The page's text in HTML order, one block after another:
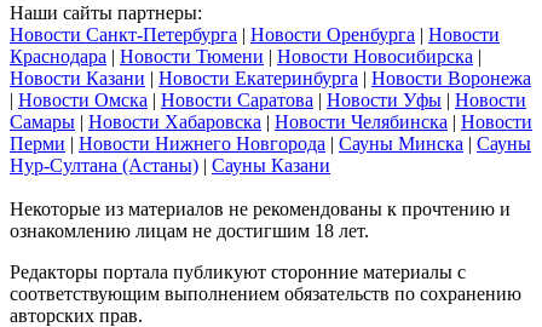
Наши сайты партнеры:
Новости Санкт-Петербурга | Новости Оренбурга | Новости
Краснодара | Новости Тюмени | Новости Новосибирска |
Новости Казани | Новости Екатеринбурга | Новости Воронежа
| Новости Омска | Новости Саратова | Новости Уфы | Новости
Самары | Новости Хабаровска | Новости Челябинска | Новости
Перми | Новости Нижнего Новгорода | Сауны Минска | Сауны
Нур-Султана (Астаны) | Сауны Казани
Некоторые из материалов не рекомендованы к прочтению и
ознакомлению лицам не достигшим 18 лет.
Редакторы портала публикуют сторонние материалы с
соответствующим выполнением обязательств по сохранению
авторских прав.